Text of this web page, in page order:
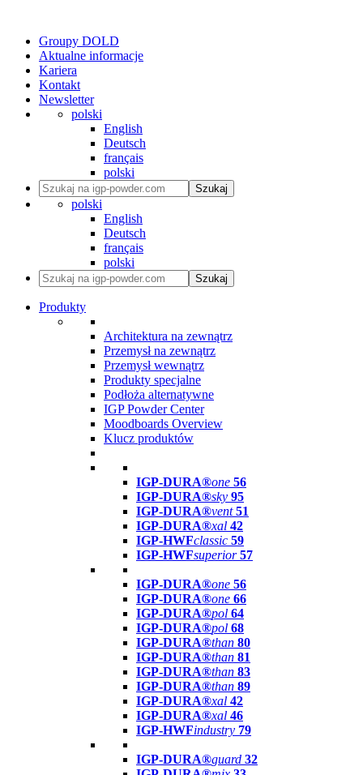
Groupy DOLD
Aktualne informacje
Kariera
Kontakt
Newsletter
polski
English
Deutsch
français
polski
Szukaj
polski
English
Deutsch
français
polski
Szukaj
Produkty
Architektura na zewnątrz
Przemysł na zewnątrz
Przemysł wewnątrz
Produkty specjalne
Podłoża alternatywne
IGP Powder Center
Moodboards Overview
Klucz produktów
IGP-DURA®one 56
IGP-DURA®sky 95
IGP-DURA®vent 51
IGP-DURA®xal 42
IGP-HWFclassic 59
IGP-HWFsuperior 57
IGP-DURA®one 56
IGP-DURA®one 66
IGP-DURA®pol 64
IGP-DURA®pol 68
IGP-DURA®than 80
IGP-DURA®than 81
IGP-DURA®than 83
IGP-DURA®than 89
IGP-DURA®xal 42
IGP-DURA®xal 46
IGP-HWFindustry 79
IGP-DURA®guard 32